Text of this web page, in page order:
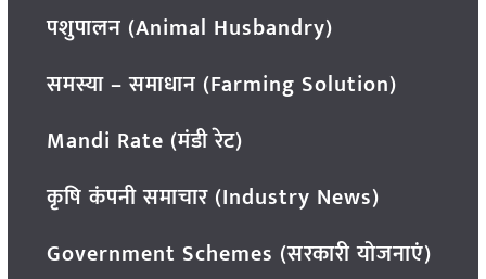
पशुपालन (Animal Husbandry)
समस्या – समाधान (Farming Solution)
Mandi Rate (मंडी रेट)
कृषि कंपनी समाचार (Industry News)
Government Schemes (सरकारी योजनाएं)